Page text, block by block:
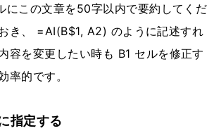
にこの文章を50字以内で要約してくだ
き、
=AI(B$1, A2) のように記述すれ
容を変更したい時も B1 セルを修正す
率的です。
指定する